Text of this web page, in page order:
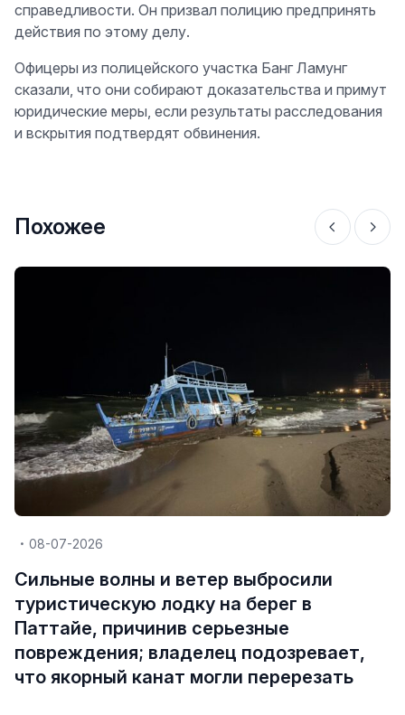
справедливости. Он призвал полицию предпринять
действия по этому делу.
Офицеры из полицейского участка Банг Ламунг
сказали, что они собирают доказательства и примут
юридические меры, если результаты расследования
и вскрытия подтвердят обвинения.
Похожее
08-07-2026
Сильные волны и ветер выбросили
туристическую лодку на берег в
Паттайе, причинив серьезные
повреждения; владелец подозревает,
что якорный канат могли перерезать